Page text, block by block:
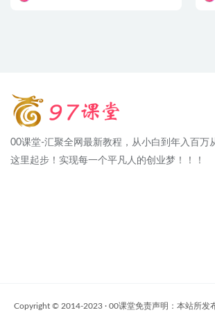
00课堂-汇聚全网最新教程，从小白到年入百万
这里起步！实现每一个平凡人的创业梦！！！
Copyright © 2014-2023 · 00课堂免责声明：本站所发